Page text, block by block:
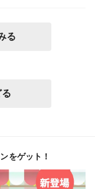
る
をゲット！